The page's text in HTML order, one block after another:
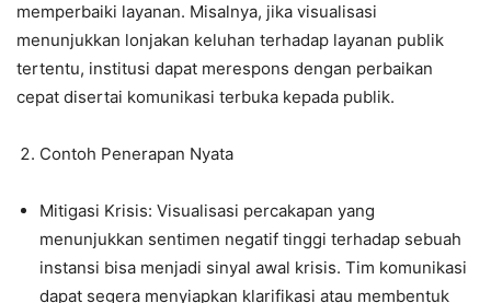
memperbaiki layanan. Misalnya, jika visualisasi
menunjukkan lonjakan keluhan terhadap layanan publik
tertentu, institusi dapat merespons dengan perbaikan
cepat disertai komunikasi terbuka kepada publik.
Contoh Penerapan Nyata
Mitigasi Krisis: Visualisasi percakapan yang
menunjukkan sentimen negatif tinggi terhadap sebuah
instansi bisa menjadi sinyal awal krisis. Tim komunikasi
dapat segera menyiapkan klarifikasi atau membentuk